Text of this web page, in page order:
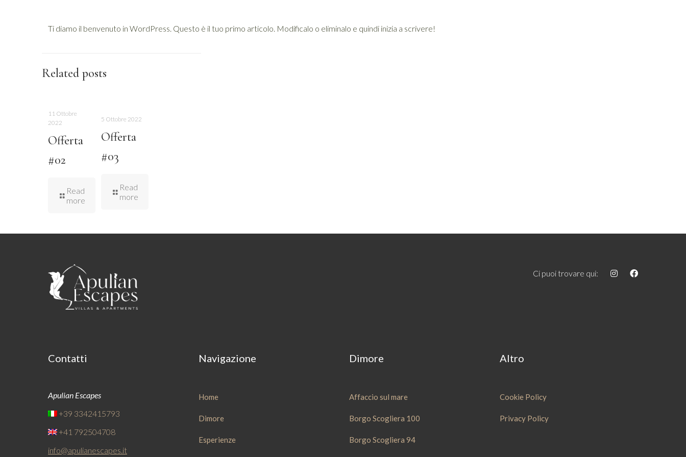
Ti diamo il benvenuto in WordPress. Questo è il tuo primo articolo. Modificalo o eliminalo e quindi inizia a scrivere!
Related posts
11 Ottobre
2022
Offerta
#02
Read
more
5 Ottobre 2022
Offerta
#03
Read
more
Ci puoi trovare qui:
Contatti
Apulian Escapes
+39 3342415793
+41 792504708
info@apulianescapes.it
Navigazione
Home
Dimore
Esperienze
Dimore
Affaccio sul mare
Borgo Scogliera 100
Borgo Scogliera 94
Altro
Cookie Policy
Privacy Policy